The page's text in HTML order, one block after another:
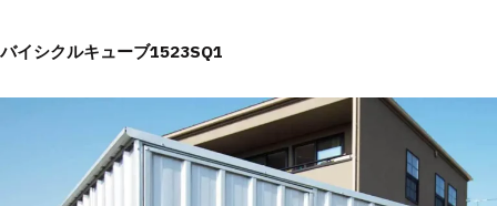
バイシクルキューブ1523SQ1